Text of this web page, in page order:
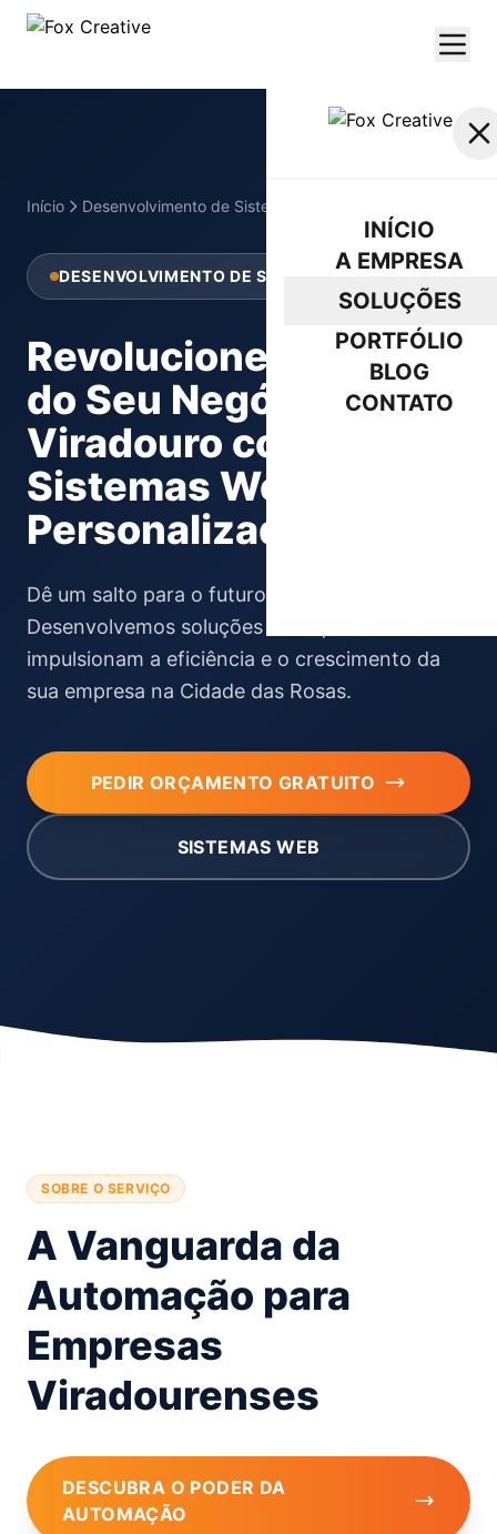
INÍCIO
A EMPRESA
SOLUÇÕES
PORTFÓLIO
BLOG
CONTATO
Início Desenvolvimento de Sistemas Web
DESENVOLVIMENTO DE SISTEMAS WEB
Revolucione a Gestão
do Seu Negócio em
Viradouro com
Sistemas Web
Personalizados
Dê um salto para o futuro com a Fox Creative.
Desenvolvemos soluções web que
impulsionam a eficiência e o crescimento da
sua empresa na Cidade das Rosas.
PEDIR ORÇAMENTO GRATUITO
SISTEMAS WEB
SOBRE O SERVIÇO
A Vanguarda da
Automação para
Empresas
Viradourenses
DESCUBRA O PODER DA
AUTOMAÇÃO